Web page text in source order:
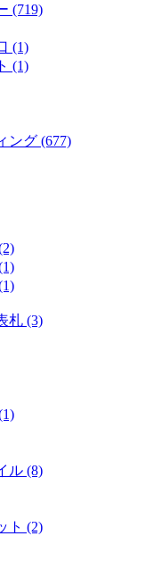
(719)
(1)
(1)
ング (677)
札 (3)
ル (8)
ト (2)